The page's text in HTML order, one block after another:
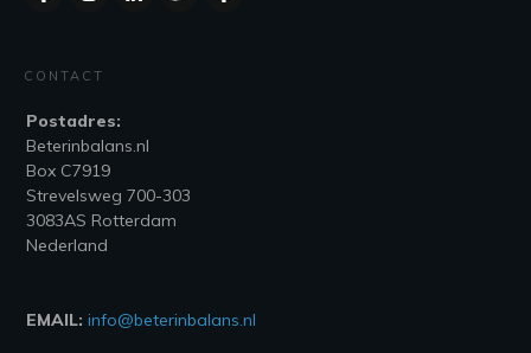
CONTACT
Postadres:
Beterinbalans.nl
Box C7919
Strevelsweg 700-303
3083AS Rotterdam
Nederland
EMAIL: info@beterinbalans.nl